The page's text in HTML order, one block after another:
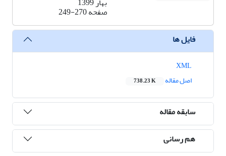
صفحه249-270
فایل ها
اصل مقاله
738.23 K
سابقه مقاله
هم رسانی